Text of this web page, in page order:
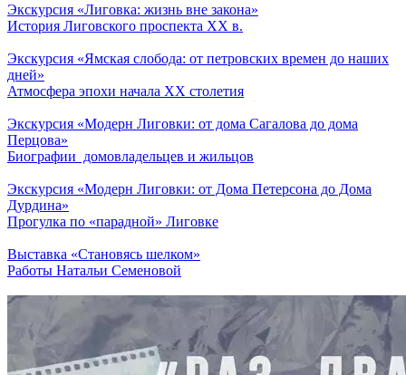
Экскурсия «Лиговка: жизнь вне закона»
История Лиговского проспекта XX в.
Экскурсия «Ямская слобода: от петровских времен до наших
дней»
Атмосфера эпохи начала XX столетия
Экскурсия «Модерн Лиговки: от дома Сагалова до дома
Перцова»
Биографии домовладельцев и жильцов
Экскурсия «Модерн Лиговки: от Дома Петерсона до Дома
Дурдина»
Прогулка по «парадной» Лиговке
Выставка «Становясь шелком»
Работы Натальи Семеновой